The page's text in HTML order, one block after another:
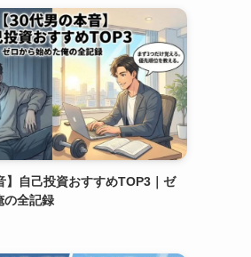
】自己投資おすすめTOP3｜ゼ
の全記録